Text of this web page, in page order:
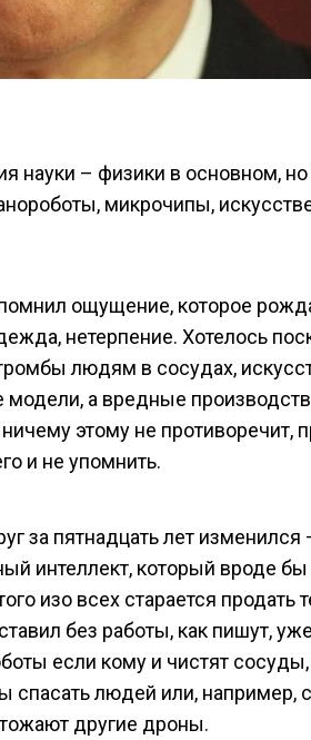
науки – физики в основном,
микрочипы,
ощущение, которое
нетерпение. Хотелось
людям в сосудах,
а вредные
этому не противоречит,
и не упомнить.
за пятнадцать лет изменился
интеллект, который вроде
изо всех старается продать
без работы, как пишут,
если кому и чистят сосуды,
спасать людей или, например,
другие дроны.